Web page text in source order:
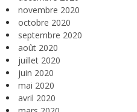
novembre 2020
octobre 2020
septembre 2020
août 2020
juillet 2020
juin 2020
mai 2020
avril 2020